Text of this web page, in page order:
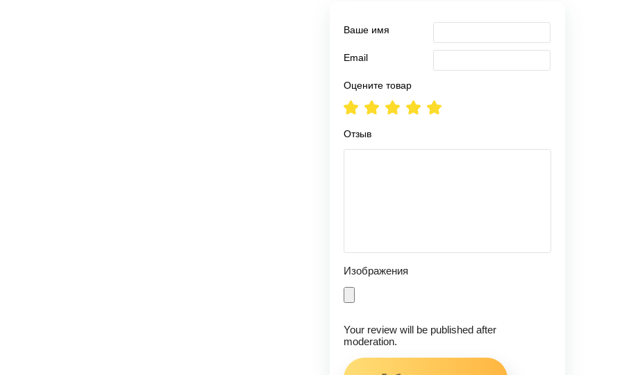
Ваше имя
Email
Оцените товар
Отзыв
Изображения
Your review will be published after
moderation.